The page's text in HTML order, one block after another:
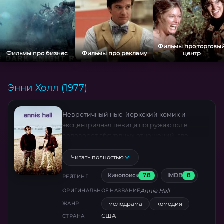
Фильмы про бизнес Фильмы про рекламу
Фильмы про
центр
Энни Холл (1977)
Невротичный нью-йоркский комик и
эксцентричная певица погружаются в
Нехронологические воспоминания,
диалоги с камерой и фирменный юмор
Вуди Аллена превращают обыденность в
философскую притчу о любви как вечном
«яйце», которое все мы продолжаем искать .
Читать полностью
РЕЙТИНГ Кинопоиск 7.8 IMDB 8
ОРИГИНАЛЬНОЕ НАЗВАНИЕAnnie Hall
ЖАНР мелодрама комедия
СТРАНА США